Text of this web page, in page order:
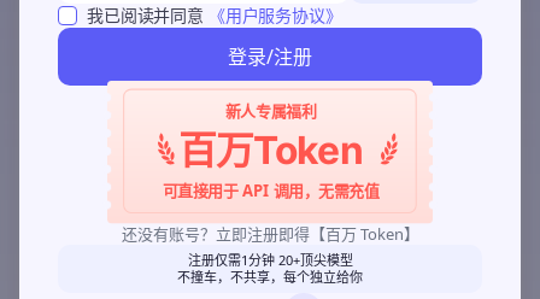
GLM 5.2Coding Plan
限时限量抢购
名额有限，抢完即止，请尽快下单
⏰抢购倒计时
02
天
: 10
时
: 48
分
: 49
秒
立即抢购 Coding Plan→
我已阅读并同意
《用户服务协议》
登录/注册
新人专属福利
百万Token
可直接用于 API 调用，无需充值
还没有账号？立即注册即得【百万 Token】
注册仅需1分钟 20+顶尖模型
不撞车，不共享，每个独立给你